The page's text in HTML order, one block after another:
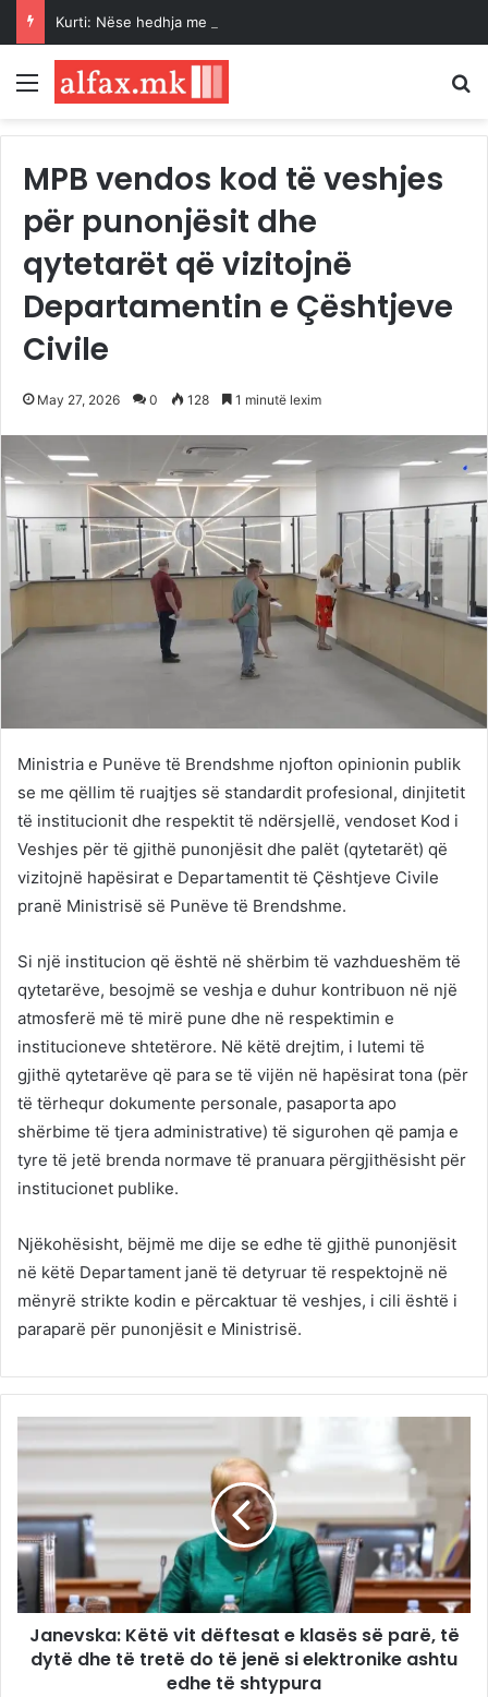
Menu
MPB vendos kod të veshjes
për punonjësit dhe
qytetarët që vizitojnë
Departamentin e Çështjeve
Civile
May 27, 2026 0 128 1 minutë lexim
Ministria e Punëve të Brendshme njofton opinionin publik
se me qëllim të ruajtjes së standardit profesional, dinjitetit
të institucionit dhe respektit të ndërsjellë, vendoset Kod i
Veshjes për të gjithë punonjësit dhe palët (qytetarët) që
vizitojnë hapësirat e Departamentit të Çështjeve Civile
pranë Ministrisë së Punëve të Brendshme.
Si një institucion që është në shërbim të vazhdueshëm të
qytetarëve, besojmë se veshja e duhur kontribuon në një
atmosferë më të mirë pune dhe në respektimin e
institucioneve shtetërore. Në këtë drejtim, i lutemi të
gjithë qytetarëve që para se të vijën në hapësirat tona (për
të tërhequr dokumente personale, pasaporta apo
shërbime të tjera administrative) të sigurohen që pamja e
tyre të jetë brenda normave të pranuara përgjithësisht për
institucionet publike.
Njëkohësisht, bëjmë me dije se edhe të gjithë punonjësit
në këtë Departament janë të detyruar të respektojnë në
mënyrë strikte kodin e përcaktuar të veshjes, i cili është i
paraparë për punonjësit e Ministrisë.
Janevska: Këtë vit dëftesat e klasës së parë, të
dytë dhe të tretë do të jenë si elektronike ashtu
edhe të shtypura